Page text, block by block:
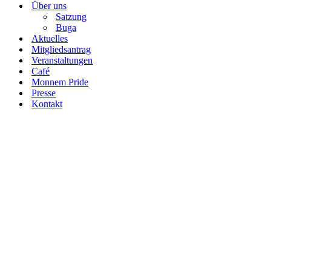
Über uns
Satzung
Buga
Aktuelles
Mitgliedsantrag
Veranstaltungen
Café
Monnem Pride
Presse
Kontakt